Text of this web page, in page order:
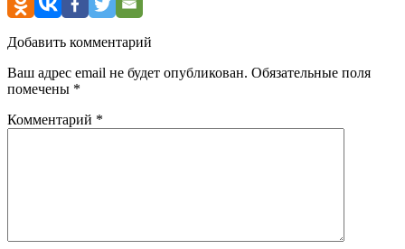
Добавить комментарий
Ваш адрес email не будет опубликован. Обязательные поля
помечены *
Комментарий *